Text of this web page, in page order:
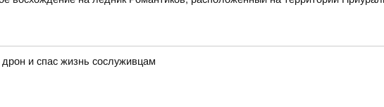
и спас жизнь сослуживцам